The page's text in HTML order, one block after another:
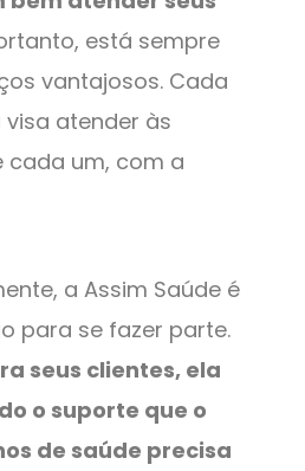
está sempre
vantajosos. Cada
atender às
cada um, com a
a Assim Saúde é
para se fazer parte.
seus clientes, ela
o suporte que o
de saúde precisa